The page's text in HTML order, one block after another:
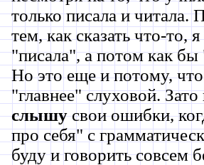
только писала и читала.
тем, как сказать что-то,
"писала", а потом как
Но это еще и потому,
"главнее" слуховой.
слышусвои ошибки,
про себя" с
буду и говорить совсем